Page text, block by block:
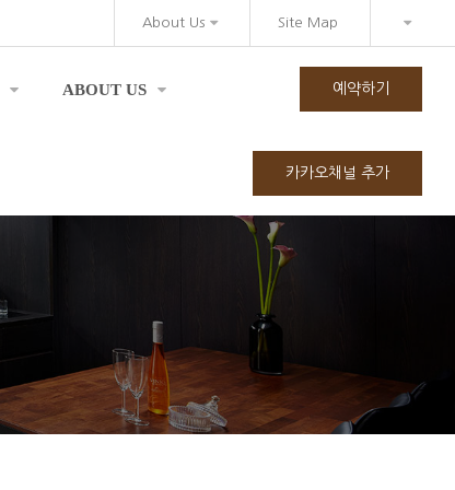
About Us Site Map
ABOUT US 예약하기
카카오채널 추가